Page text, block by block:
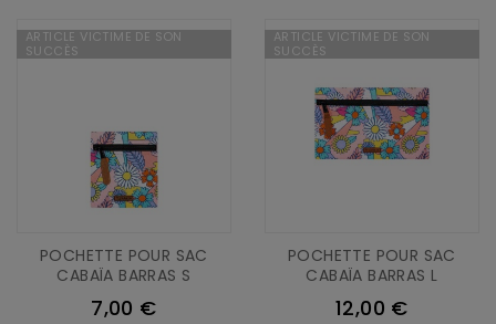
POCHETTE POUR SAC
CABAÏA BARRAS S
7,00 €
ARTICLE VICTIME DE SON
SUCCÈS
POCHETTE POUR SAC
CABAÏA BARRAS L
12,00 €
ARTICLE VICTIME DE SON
SUCCÈS